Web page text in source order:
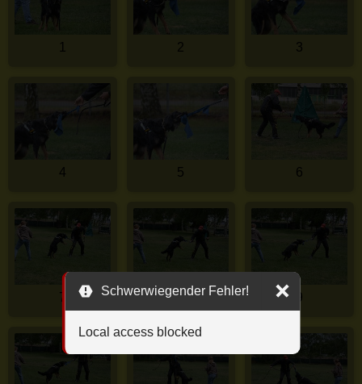
1 2 3
4 5 6
7 8 9
Schwerwiegender Fehler!
Local access blocked